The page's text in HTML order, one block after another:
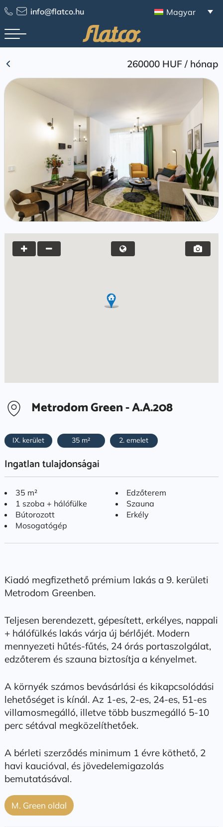
Skip
to
content
info@flatco.hu Magyar
260000 HUF/ hónap
Metrodom Green - A.A.208
IX. kerület 35 m² 2. emelet
Ingatlan tulajdonságai
35 m²
1 szoba + hálófülke
Bútorozott
Mosogatógép
Edzőterem
Szauna
Erkély
Kiadó megfizethető prémium lakás a 9. kerületi
Metrodom Greenben.
Teljesen berendezett, gépesített, erkélyes, nappali
+ hálófülkés lakás várja új bérlőjét. Modern
mennyezeti hűtés-fűtés, 24 órás portaszolgálat,
edzőterem és szauna biztosítja a kényelmet.
A környék számos bevásárlási és kikapcsolódási
lehetőséget is kínál. Az 1-es, 2-es, 24-es, 51-es
villamosmegálló, illetve több buszmegálló 5-10
perc sétával megközelíthetőek.
A bérleti szerződés minimum 1 évre köthető, 2
havi kaucióval, és jövedelemigazolás
bemutatásával.
M. Green oldal